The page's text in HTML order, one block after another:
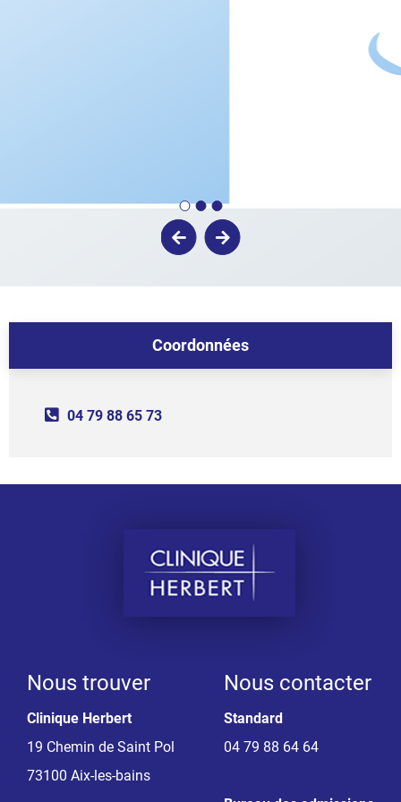
Coordonnées
04 79 88 65 73
Nous trouver
Clinique Herbert
19 Chemin de Saint Pol
73100 Aix-les-bains
Nous contacter
Standard
04 79 88 64 64